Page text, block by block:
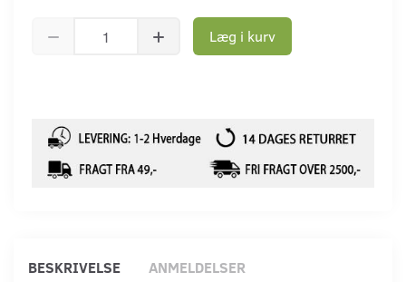
Læg i kurv
BESKRIVELSE ANMELDELSER